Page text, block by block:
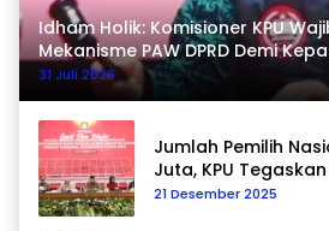
Idham Holik: Komisioner KPU
Mekanisme PAW DPRD Demi
31 Juli 2026
Jumlah Pemilih
Juta, KPU
Data Berkelanjutan
21 Desember 2025